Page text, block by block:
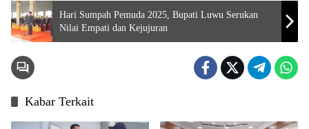
Hari Sumpah Pemuda 2025, Bupati Luwu Serukan
Nilai Empati dan Kejujuran
Kabar Terkait